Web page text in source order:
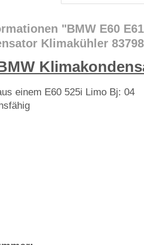
"BMW E60
Klimakühler
einem E60 525i Limo Bj: 04